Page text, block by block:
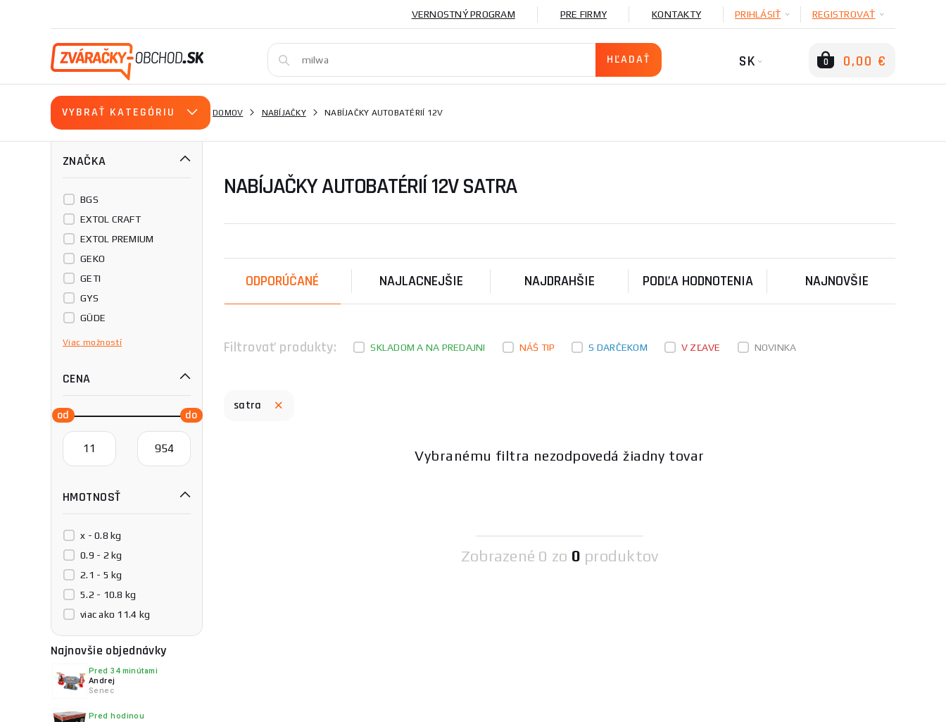
VERNOSTNÝ PROGRAM PRE FIRMY KONTAKTY PRIHLÁSIŤ REGISTROVAŤ
SK 0 0,00 €
VYBRAŤ KATEGÓRIU DOMOV NABÍJAČKY NABÍJAČKY AUTOBATÉRIÍ 12V
ZNAČKA
BGS
EXTOL CRAFT
EXTOL PREMIUM
GEKO
GETI
GYS
GÜDE
Könner & Söhnen
TOPDON
Unicraft®
Viac možností
CENA
HMOTNOSŤ
x - 0.8 kg
0.9 - 2 kg
2.1 - 5 kg
5.2 - 10.8 kg
viac ako 11.4 kg
Najnovšie objednávky
Pred 34 minútami
Andrej
Senec
Pred hodinou
NABÍJAČKY AUTOBATÉRIÍ 12V SATRA
ODPORÚČANÉ NAJLACNEJŠIE NAJDRAHŠIE PODĽA HODNOTENIA NAJNOVŠIE
Filtrovať produkty: SKLADOM A NA PREDAJNI NÁŠ TIP S DARČEKOM V ZĽAVE NOVINKA
satra
Vybranému filtra nezodpovedá žiadny tovar
Zobrazené 0 zo 0 produktov